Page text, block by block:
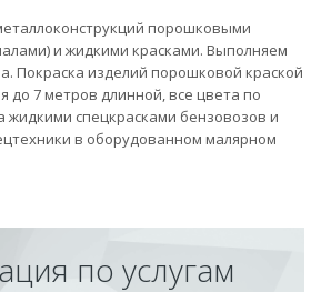
порошковыми
и жидкими красками. Выполняем
Покраска изделий порошковой краской
до 7 метров длинной, все цвета по
жидкими спецкрасками бензовозов и
в оборудованном малярном
по услугам